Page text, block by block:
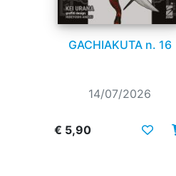
GACHIAKUTA n. 16
14/07/2026
€ 5,90